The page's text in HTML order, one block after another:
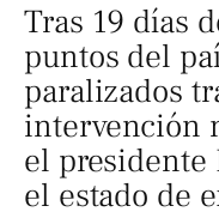
Tras 19 días
puntos del
paralizados
intervención
el presidente
el estado de